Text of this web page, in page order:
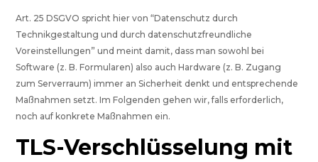
Art. 25 DSGVO spricht hier von “Datenschutz durch
Technikgestaltung und durch datenschutzfreundliche
Voreinstellungen” und meint damit, dass man sowohl bei
Software (z. B. Formularen) also auch Hardware (z. B. Zugang
zum Serverraum) immer an Sicherheit denkt und entsprechende
Maßnahmen setzt. Im Folgenden gehen wir, falls erforderlich,
noch auf konkrete Maßnahmen ein.
TLS-Verschlüsselung mit